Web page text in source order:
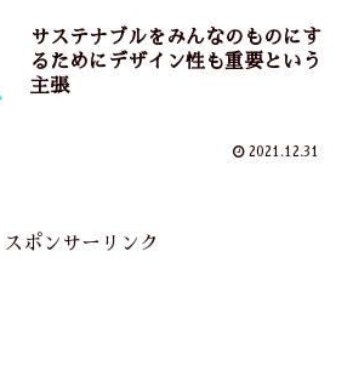
サステナブルをみんなのものにす
るためにデザイン性も重要という
主張
2021.12.31
スポンサーリンク